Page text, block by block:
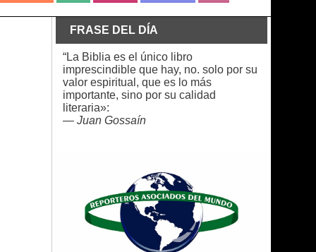
FRASE DEL DÍA
“La Biblia es el único libro
imprescindible que hay, no. solo por su
valor espiritual, que es lo más
importante, sino por su calidad
literaria»:
— Juan Gossaín